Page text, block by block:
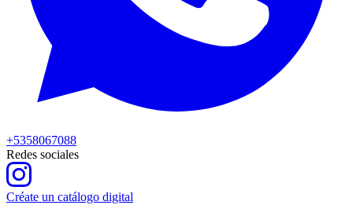
+5358067088
Redes sociales
Créate un catálogo digital